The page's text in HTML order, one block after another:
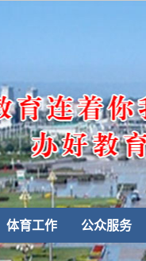
体育工作 公众服务